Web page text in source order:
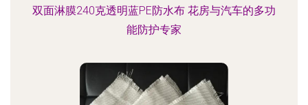
双面淋膜240克透明蓝PE防水布 花房与汽车的多功
能防护专家